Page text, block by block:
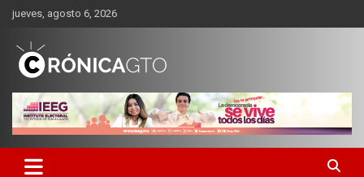
Saltar
contenido
jueves, agosto 6, 2026
CRONICA GUANAJUATO